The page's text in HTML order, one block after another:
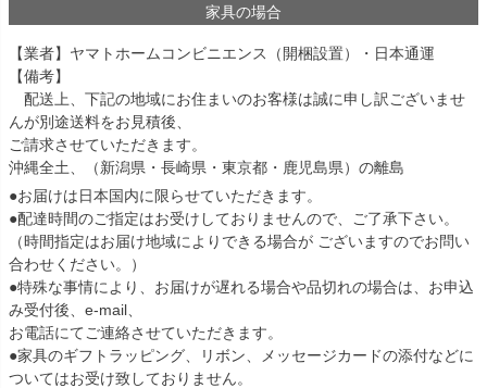
家具の場合
【業者】ヤマトホームコンビニエンス（開梱設置）・日本通運
【備考】
配送上、下記の地域にお住まいのお客様は誠に申し訳ございませ
んが別途送料をお見積後、
ご請求させていただきます。
沖縄全土
（新潟県・長崎県・東京都・鹿児島県） の離島
●お届けは日本国内に限らせていただきます。
●配達時間のご指定はお受けしておりませんので、ご了承下さい。
（時間指定はお届け地域によりできる場合が ございますのでお問い
合わせください。）
●特殊な事情により、お届けが遅れる場合や品切れの場合は、お申込
み受付後、e-mail、
お電話にてご連絡させていただきます。
●家具のギフトラッピング、リボン、メッセージカードの添付などに
ついてはお受け致しておりません。